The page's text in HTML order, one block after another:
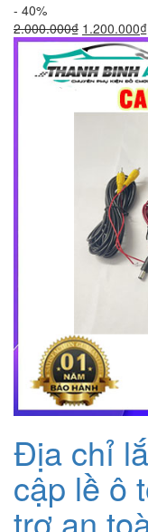
- 40%
2.000.000₫ Giá
gốc
là:
1.200.000₫
Địa chỉ
cập lề ô
trợ an